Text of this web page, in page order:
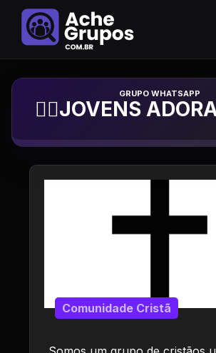
Grupo de
❤‍🔥JOVENS
Comunidade Cristã